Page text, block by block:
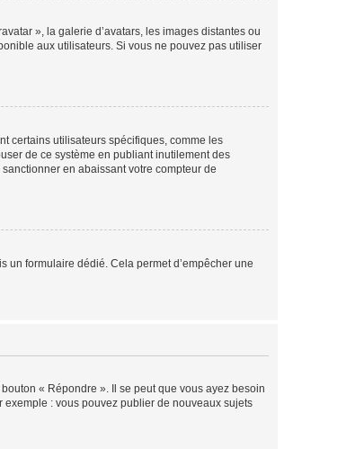
», la galerie d’avatars, les images distantes ou
aux utilisateurs. Si vous ne pouvez pas utiliser
certains utilisateurs spécifiques, comme les
de ce système en publiant inutilement des
en abaissant votre compteur de
un formulaire dédié. Cela permet d’empêcher une
« Répondre ». Il se peut que vous ayez besoin
exemple : vous pouvez publier de nouveaux sujets